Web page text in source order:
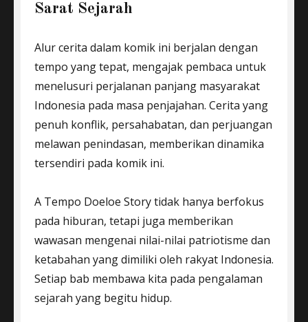
Sarat Sejarah
Alur cerita dalam komik ini berjalan dengan
tempo yang tepat, mengajak pembaca untuk
menelusuri perjalanan panjang masyarakat
Indonesia pada masa penjajahan. Cerita yang
penuh konflik, persahabatan, dan perjuangan
melawan penindasan, memberikan dinamika
tersendiri pada komik ini.
A Tempo Doeloe Story tidak hanya berfokus
pada hiburan, tetapi juga memberikan
wawasan mengenai nilai-nilai patriotisme dan
ketabahan yang dimiliki oleh rakyat Indonesia.
Setiap bab membawa kita pada pengalaman
sejarah yang begitu hidup.